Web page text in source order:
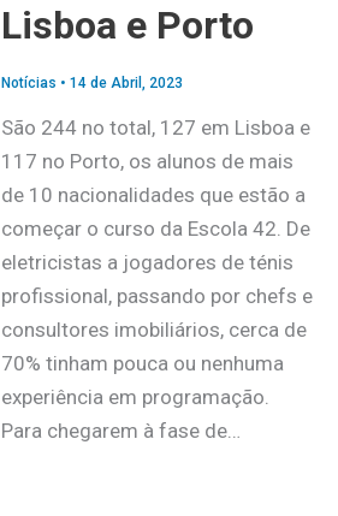
Lisboa e Porto
Notícias • 14 de Abril, 2023
São 244 no total, 127 em Lisboa e
117 no Porto, os alunos de mais
de 10 nacionalidades que estão a
começar o curso da Escola 42. De
eletricistas a jogadores de ténis
profissional, passando por chefs e
consultores imobiliários, cerca de
70% tinham pouca ou nenhuma
experiência em programação.
Para chegarem à fase de…